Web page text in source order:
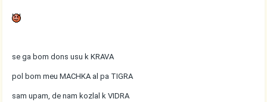
se ga bom dons usu k KRAVA
pol bom meu MACHKA al pa TIGRA
sam upam, de nam kozlal k VIDRA